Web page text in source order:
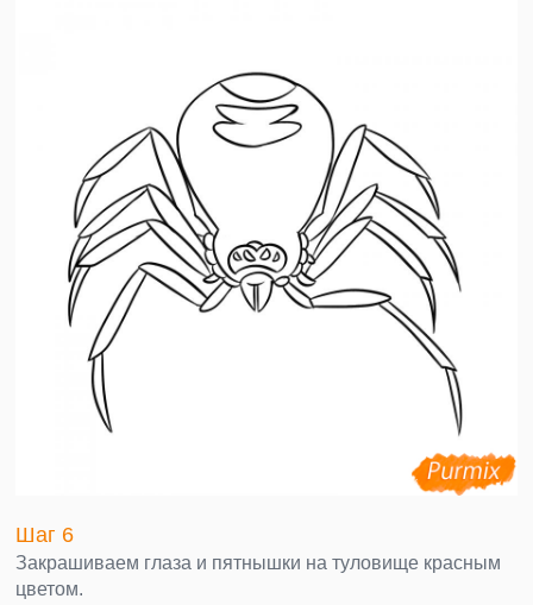
Шаг 6
Закрашиваем глаза и пятнышки на туловище красным
цветом.